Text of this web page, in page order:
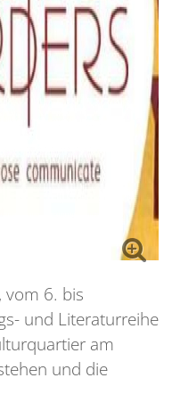
vom 6. bis
und Literaturreihe
am
und die